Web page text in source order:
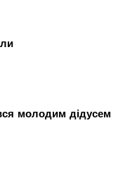
молодим дідусем